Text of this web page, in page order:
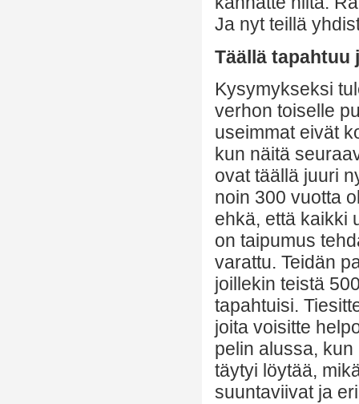
Ja nyt teillä
Täällä tapahtuu
Kysymykseksi
verhon toiselle
useimmat eivät
kun näitä
ovat täällä juuri
noin 300 vuotta
ehkä, että kaikki
on taipumus
varattu. Teidän
joillekin teistä
tapahtuisi.
joita voisitte
pelin alussa,
täytyi löytää,
suuntaviivat ja